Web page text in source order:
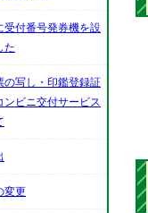
受付番号発券機を設
た
の写し・印鑑登録証
ンビニ交付サービス
変更